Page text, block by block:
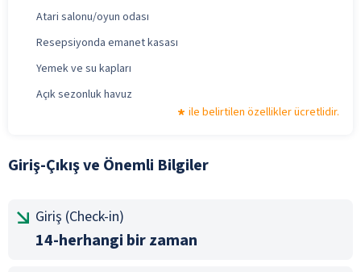
Atari salonu/oyun odası
Resepsiyonda emanet kasası
Yemek ve su kapları
Açık sezonluk havuz
ile belirtilen özellikler ücretlidir.
Giriş-Çıkış ve Önemli Bilgiler
Giriş (Check-in)
14-herhangi bir zaman